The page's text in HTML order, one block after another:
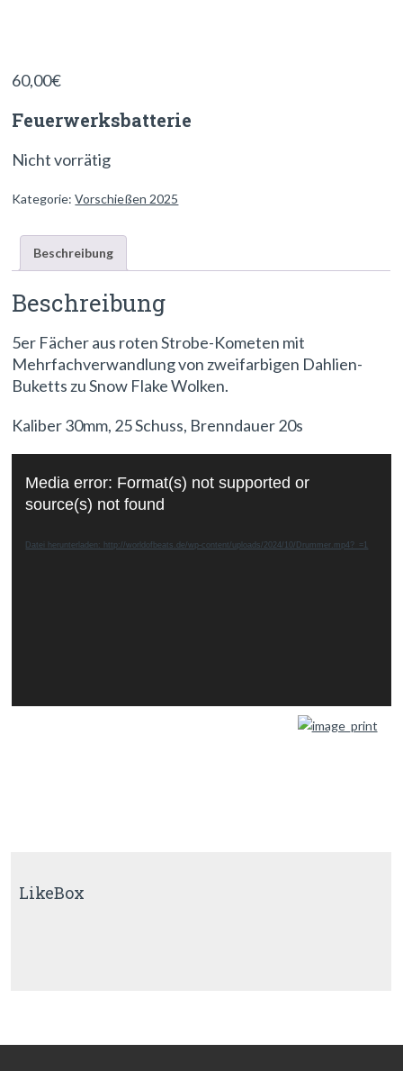
60,00€
Feuerwerksbatterie
Nicht vorrätig
Kategorie:Vorschießen 2025
Beschreibung
Beschreibung
5er Fächer aus roten Strobe-Kometen mit
Mehrfachverwandlung von zweifarbigen Dahlien-
Buketts zu Snow Flake Wolken.
Kaliber 30mm, 25 Schuss, Brenndauer 20s
Player
Media error: Format(s) not supported or
source(s) not found
Datei herunterladen: http://worldofbeats.de/wp-content/uploads/2024/10/Drummer.mp4?_=1
LikeBox